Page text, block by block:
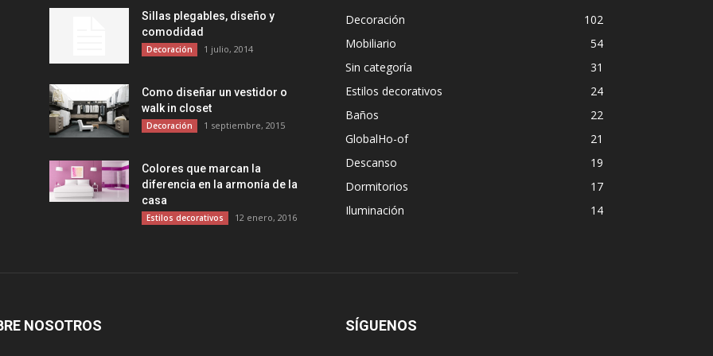
Sillas plegables, diseño y
comodidad
Decoración 1 julio, 2014
Como diseñar un vestidor o
walk in closet
Decoración 1 septiembre, 2015
Colores que marcan la
diferencia en la armonía de la
casa
Estilos decorativos 12 enero, 2016
Decoración
102
Mobiliario
54
Sin categoría
31
Estilos decorativos
24
Baños
22
GlobalHo-of
21
Descanso
19
Dormitorios
17
Iluminación
14
NOSOTROS SÍGUENOS